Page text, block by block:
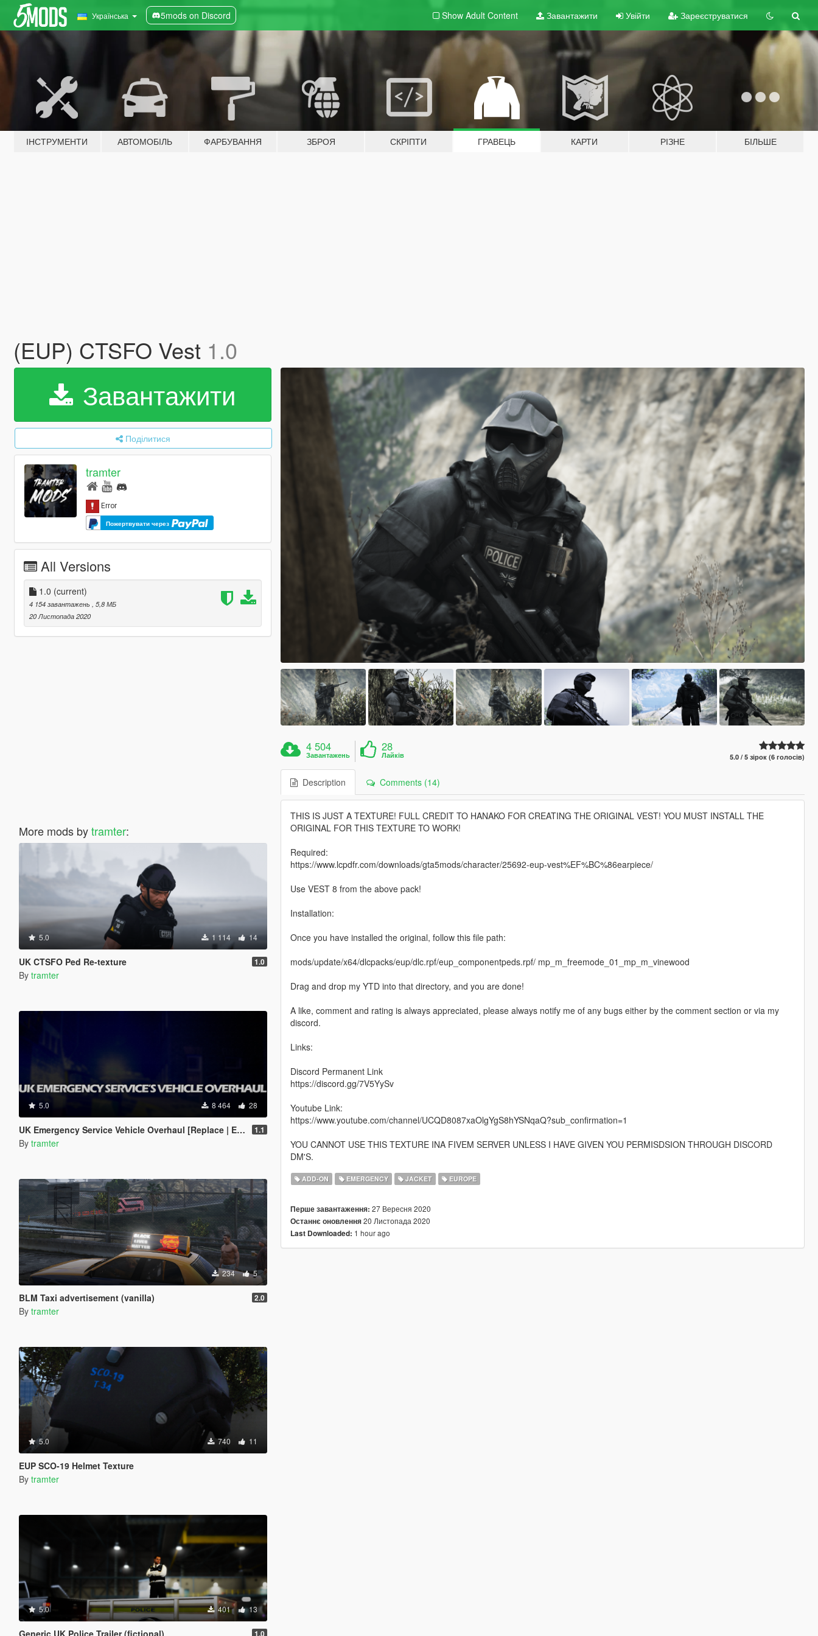
Українська 5mods on Discord Show Adult Content Завантажити Увійти Зареєструватися
ІНСТРУМЕНТИ АВТОМОБІЛЬ ФАРБУВАННЯ ЗБРОЯ СКРІПТИ ГРАВЕЦЬ КАРТИ РІЗНЕ БІЛЬШЕ
(EUP) CTSFO Vest 1.0
Завантажити
Поділитися
tramter
Пожертвувати через
All Versions
1.0 (current)
4 154 завантажень
, 5,8 МБ
20 Листопада 2020
More mods bytramter:
5.0 1 114 14
UK CTSFO Ped Re-texture 1.0
By tramter
5.0 8 464 28
UK Emergency Service Vehicle Overhaul [Replace | ELS | OIV | META] 1.1
By tramter
234 5
BLM Taxi advertisement (vanilla) 2.0
By tramter
5.0 740 11
EUP SCO-19 Helmet Texture
By tramter
5.0 401 13
Generic UK Police Trailer (fictional) 1.0
4 504
Завантажень
28
Лайків 5.0 / 5 зірок (6 голосів)
Description Comments (14)
THIS IS JUST A TEXTURE! FULL CREDIT TO HANAKO FOR CREATING THE ORIGINAL VEST! YOU MUST INSTALL THE
ORIGINAL FOR THIS TEXTURE TO WORK!
Required:
https://www.lcpdfr.com/downloads/gta5mods/character/25692-eup-vest%EF%BC%86earpiece/
Use VEST 8 from the above pack!
Installation:
Once you have installed the original, follow this file path:
mods/update/x64/dlcpacks/eup/dlc.rpf/eup_componentpeds.rpf/ mp_m_freemode_01_mp_m_vinewood
Drag and drop my YTD into that directory, and you are done!
A like, comment and rating is always appreciated, please always notify me of any bugs either by the comment section or via my
discord.
Links:
Discord Permanent Link
https://discord.gg/7V5YySv
Youtube Link:
https://www.youtube.com/channel/UCQD8087xaOlgYgS8hYSNqaQ?sub_confirmation=1
YOU CANNOT USE THIS TEXTURE INA FIVEM SERVER UNLESS I HAVE GIVEN YOU PERMISDSION THROUGH DISCORD
DM'S.
ADD-ON EMERGENCY JACKET EUROPE
Перше завантаження: 27 Вересня 2020
Останнє оновлення20 Листопада 2020
Last Downloaded: 1 hour ago